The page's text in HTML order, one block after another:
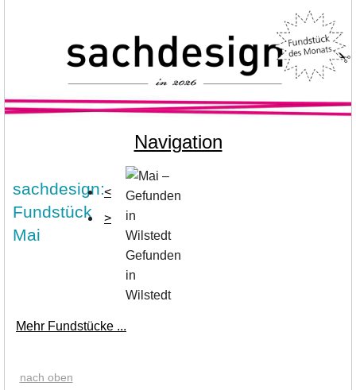
Navigation
sachdesign:
Fundstück
Mai
<
>
Gefunden
in
Wilstedt
Mehr Fundstücke ...
nach oben